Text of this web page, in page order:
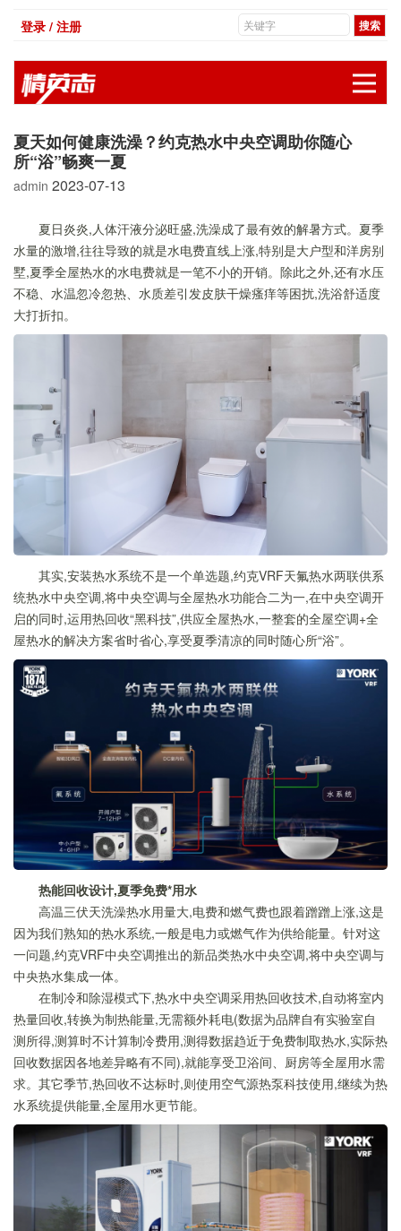
登录 / 注册
夏天如何健康洗澡？约克热水中央空调助你随心
所“浴”畅爽一夏
admin 2023-07-13
夏日炎炎,人体汗液分泌旺盛,洗澡成了最有效的解暑方式。夏季
水量的激增,往往导致的就是水电费直线上涨,特别是大户型和洋房别
墅,夏季全屋热水的水电费就是一笔不小的开销。除此之外,还有水压
不稳、水温忽冷忽热、水质差引发皮肤干燥瘙痒等困扰,洗浴舒适度
大打折扣。
其实,安装热水系统不是一个单选题,约克VRF天氟热水两联供系
统热水中央空调,将中央空调与全屋热水功能合二为一,在中央空调开
启的同时,运用热回收“黑科技”,供应全屋热水,一整套的全屋空调+全
屋热水的解决方案省时省心,享受夏季清凉的同时随心所“浴”。
热能回收设计,夏季免费*用水
高温三伏天洗澡热水用量大,电费和燃气费也跟着蹭蹭上涨,这是
因为我们熟知的热水系统,一般是电力或燃气作为供给能量。针对这
一问题,约克VRF中央空调推出的新品类热水中央空调,将中央空调与
中央热水集成一体。
在制冷和除湿模式下,热水中央空调采用热回收技术,自动将室内
热量回收,转换为制热能量,无需额外耗电(数据为品牌自有实验室自
测所得,测算时不计算制冷费用,测得数据趋近于免费制取热水,实际热
回收数据因各地差异略有不同),就能享受卫浴间、厨房等全屋用水需
求。其它季节,热回收不达标时,则使用空气源热泵科技使用,继续为热
水系统提供能量,全屋用水更节能。